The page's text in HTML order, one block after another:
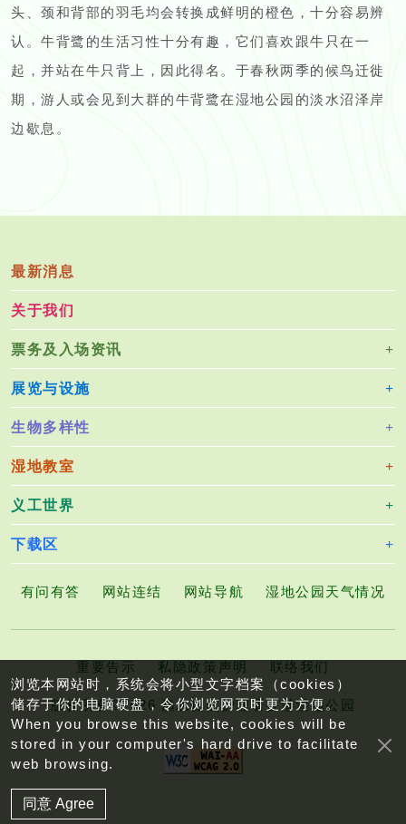
头、颈和背部的羽毛均会转换成鲜明的橙色，十分容易辨
认。牛背鹭的生活习性十分有趣，它们喜欢跟牛只在一
起，并站在牛只背上，因此得名。于春秋两季的候鸟迁徙
期，游人或会见到大群的牛背鹭在湿地公园的淡水沼泽岸
边歇息。
最新消息
关于我们
票务及入场资讯
展览与设施
生物多样性
湿地教室
义工世界
下载区
有问有答 网站连结 网站导航 湿地公园天气情况
重要告示 私隐政策声明 联络我们
版权所有©2026 渔农自然护理署香港湿地公园
浏览本网站时，系统会将小型文字档案（cookies）
储存于你的电脑硬盘，令你浏览网页时更为方便。
When you browse this website, cookies will be
stored in your computer's hard drive to facilitate
web browsing.
同意 Agree